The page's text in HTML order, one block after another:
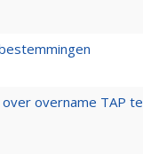
overname TAP te